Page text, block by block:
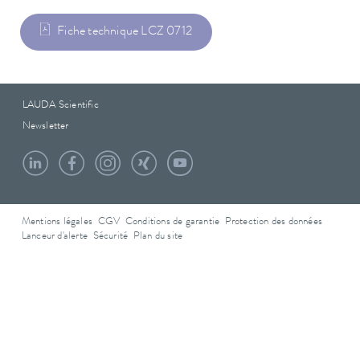
Fiche technique LCZ 0712
LAUDA Scientific
Newsletter
Mentions légales CGV Conditions de garantie
Protection des données
Lanceur d'alerte Sécurité Plan du site